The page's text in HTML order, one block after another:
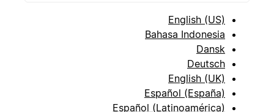
English (US)
Bahasa Indonesia
Dansk
Deutsch
English (UK)
Español (España)
Español (Latinoamérica)